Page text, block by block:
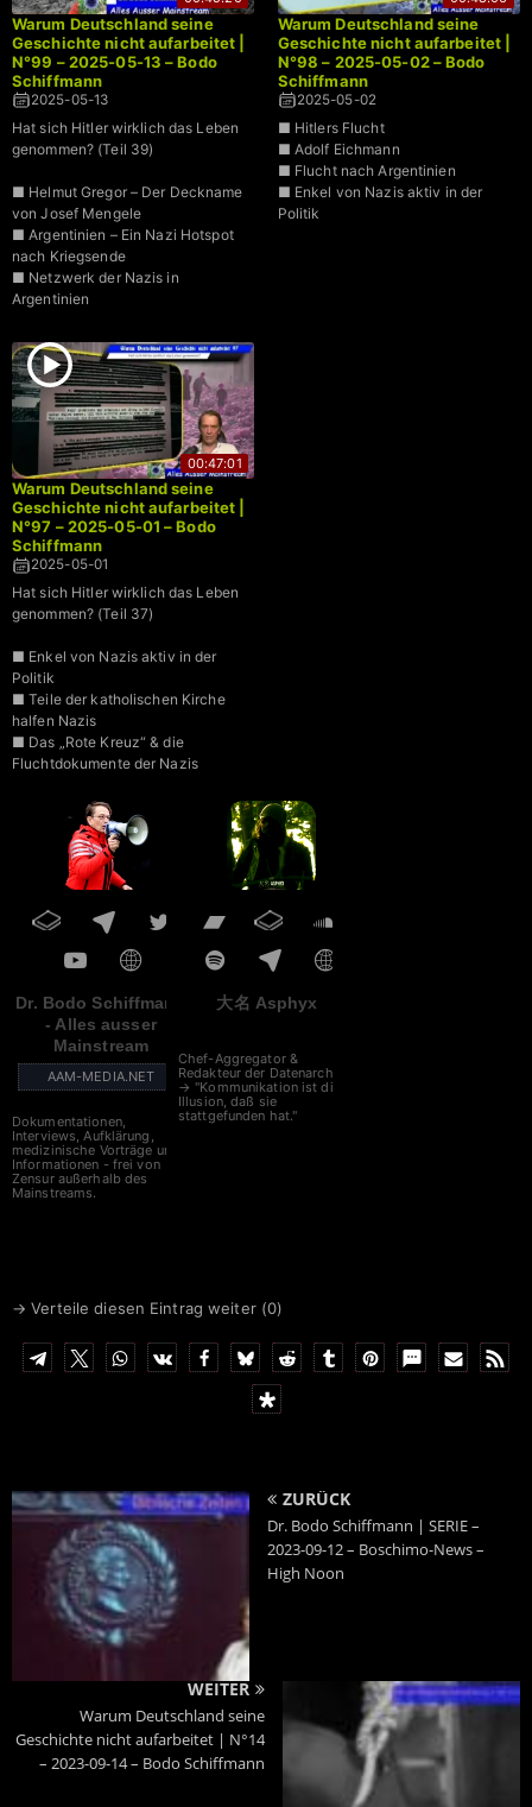
Warum Deutschland seine
Geschichte nicht aufarbeitet |
N°99 – 2025-05-13 – Bodo
Schiffmann
2025-05-13
Hat sich Hitler wirklich das Leben
genommen? (Teil 39)
■ Helmut Gregor – Der Deckname
von Josef Mengele
■ Argentinien – Ein Nazi Hotspot
nach Kriegsende
■ Netzwerk der Nazis in
Argentinien
Warum Deutschland seine
Geschichte nicht aufarbeitet |
N°98 – 2025-05-02 – Bodo
Schiffmann
2025-05-02
■ Hitlers Flucht
■ Adolf Eichmann
■ Flucht nach Argentinien
■ Enkel von Nazis aktiv in der
Politik
00:47:01
Warum Deutschland seine
Geschichte nicht aufarbeitet |
N°97 – 2025-05-01 – Bodo
Schiffmann
2025-05-01
Hat sich Hitler wirklich das Leben
genommen? (Teil 37)
■ Enkel von Nazis aktiv in der
Politik
■ Teile der katholischen Kirche
halfen Nazis
■ Das „Rote Kreuz“ & die
Fluchtdokumente der Nazis
■ NATO – Gemeinsam gegen
Dr. Bodo Schiffmann
- Alles ausser
Mainstream
AAM-MEDIA.NET
Dokumentationen,
Interviews, Aufklärung,
medizinische Vorträge und
Informationen - frei von
Zensur außerhalb des
Mainstreams.
大名 Asphyx
Chef-Aggregator &
Redakteur der Datenarche
→ "Kommunikation ist die
Illusion, daß sie
stattgefunden hat."
→ Verteile diesen Eintrag weiter (0)
ZURÜCK
Dr. Bodo Schiffmann | SERIE –
2023-09-12 – Boschimo-News –
High Noon
WEITER
Warum Deutschland seine
Geschichte nicht aufarbeitet | N°14
– 2023-09-14 – Bodo Schiffmann